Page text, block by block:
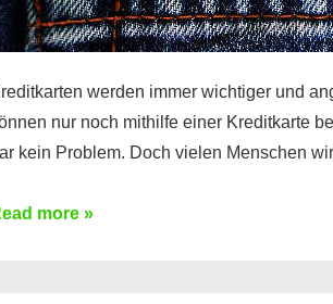
werden immer wichtiger und
nur noch mithilfe einer Kreditkarte
kein Problem. Doch vielen Menschen
more »